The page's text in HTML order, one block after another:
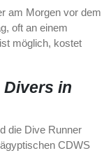
am Morgen vor dem
oft an einem
möglich, kostet
in
die Dive Runner
CDWS